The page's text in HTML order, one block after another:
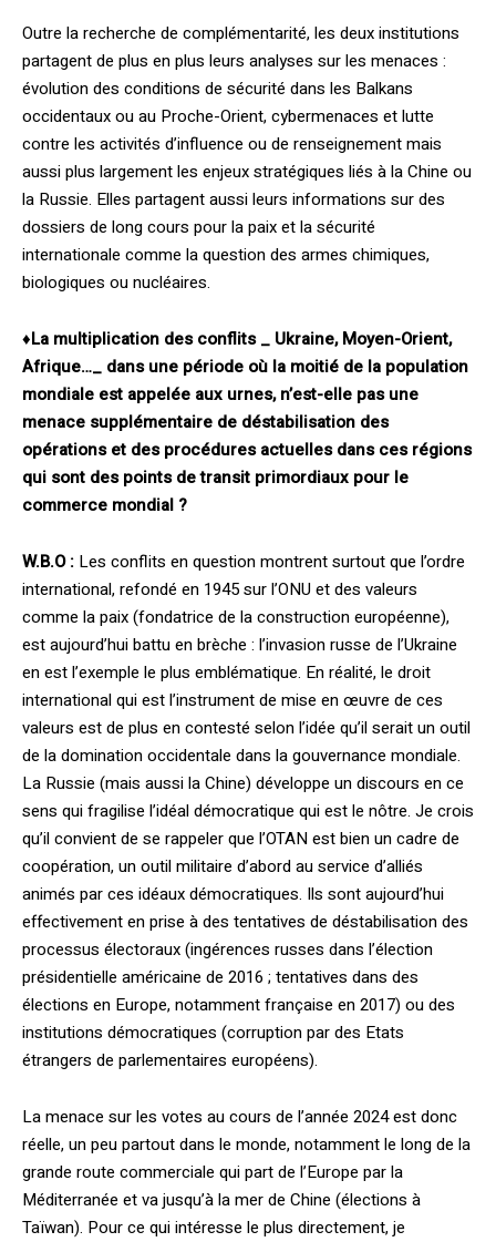
Outre la recherche de complémentarité, les deux institutions
partagent de plus en plus leurs analyses sur les menaces :
évolution des conditions de sécurité dans les Balkans
occidentaux ou au Proche-Orient, cybermenaces et lutte
contre les activités d’influence ou de renseignement mais
aussi plus largement les enjeux stratégiques liés à la Chine ou
la Russie. Elles partagent aussi leurs informations sur des
dossiers de long cours pour la paix et la sécurité
internationale comme la question des armes chimiques,
biologiques ou nucléaires.
♦La multiplication des conflits _ Ukraine, Moyen-Orient,
Afrique…_ dans une période où la moitié de la population
mondiale est appelée aux urnes, n’est-elle pas une
menace supplémentaire de déstabilisation des
opérations et des procédures actuelles dans ces régions
qui sont des points de transit primordiaux pour le
commerce mondial ?
W.B.O : Les conflits en question montrent surtout que l’ordre
international, refondé en 1945 sur l’ONU et des valeurs
comme la paix (fondatrice de la construction européenne),
est aujourd’hui battu en brèche : l’invasion russe de l’Ukraine
en est l’exemple le plus emblématique. En réalité, le droit
international qui est l’instrument de mise en œuvre de ces
valeurs est de plus en contesté selon l’idée qu’il serait un outil
de la domination occidentale dans la gouvernance mondiale.
La Russie (mais aussi la Chine) développe un discours en ce
sens qui fragilise l’idéal démocratique qui est le nôtre. Je crois
qu’il convient de se rappeler que l’OTAN est bien un cadre de
coopération, un outil militaire d’abord au service d’alliés
animés par ces idéaux démocratiques. Ils sont aujourd’hui
effectivement en prise à des tentatives de déstabilisation des
processus électoraux (ingérences russes dans l’élection
présidentielle américaine de 2016 ; tentatives dans des
élections en Europe, notamment française en 2017) ou des
institutions démocratiques (corruption par des Etats
étrangers de parlementaires européens).
La menace sur les votes au cours de l’année 2024 est donc
réelle, un peu partout dans le monde, notamment le long de la
grande route commerciale qui part de l’Europe par la
Méditerranée et va jusqu’à la mer de Chine (élections à
Taïwan). Pour ce qui intéresse le plus directement, je